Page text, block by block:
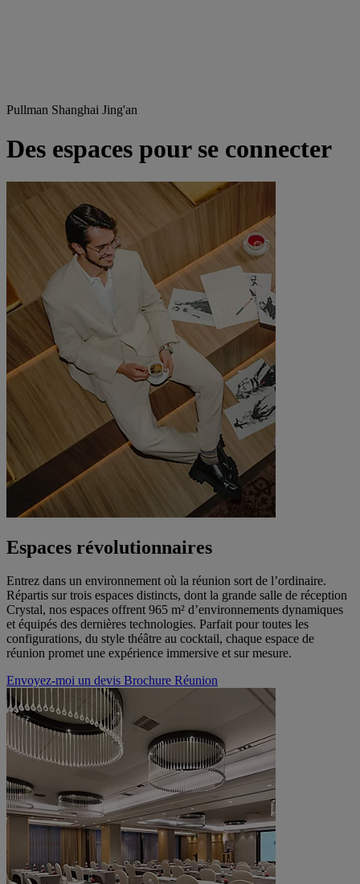
Pullman Shanghai Jing'an
Des espaces pour se connecter
Espaces révolutionnaires
Entrez dans un environnement où la réunion sort de l’ordinaire.
Répartis sur trois espaces distincts, dont la grande salle de réception
Crystal, nos espaces offrent 965 m² d’environnements dynamiques
et équipés des dernières technologies. Parfait pour toutes les
configurations, du style théâtre au cocktail, chaque espace de
réunion promet une expérience immersive et sur mesure.
Envoyez-moi un devis Brochure Réunion